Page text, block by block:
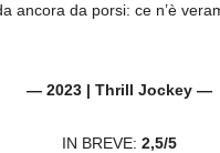
ancora da porsi: ce n’è
— 2023 | Thrill Jockey —
IN BREVE: 2,5/5